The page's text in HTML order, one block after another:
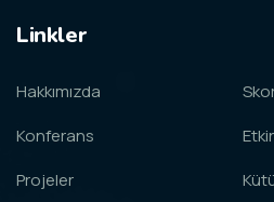
Linkler
Hakkımızda
Konferans
Projeler